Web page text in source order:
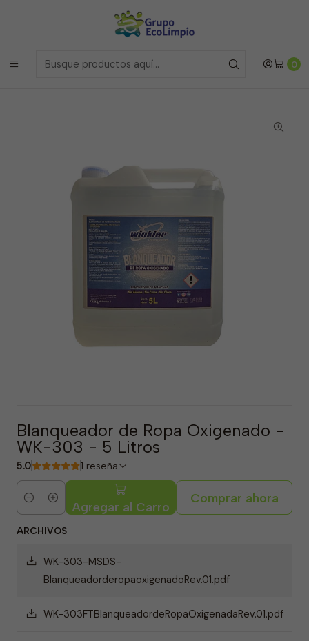
0
Envíos a la Region Metropolitana
compras antes de las 12 del medio día de
Envíos a todo Chilea traves de Bluexpress
Inicio Línea Industrial
Blanqueador de Ropa Oxigenado - WK-303 - 5 Litros
Blanqueador de Ropa Oxigenado -
WK-303 - 5 Litros
5.0 1 reseña
Cantidad Agregar al Carro
Comprar ahora
ARCHIVOS
WK-303-MSDS-
BlanqueadorderopaoxigenadoRev.01.pdf
WK-303FTBlanqueadordeRopaOxigenadaRev.01.pdf